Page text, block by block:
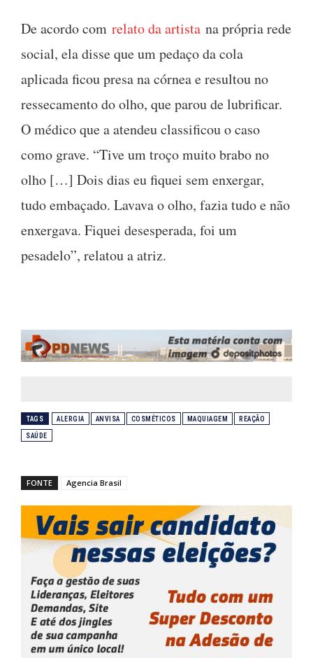
De acordo com relato da artista na própria rede
social, ela disse que um pedaço da cola
aplicada ficou presa na córnea e resultou no
ressecamento do olho, que parou de lubrificar.
O médico que a atendeu classificou o caso
como grave. “Tive um troço muito brabo no
olho […] Dois dias eu fiquei sem enxergar,
tudo embaçado. Lavava o olho, fazia tudo e não
enxergava. Fiquei desesperada, foi um
pesadelo”, relatou a atriz.
TAGS ALERGIA ANVISA COSMÉTICOS MAQUIAGEM REAÇÃO
SAÚDE
FONTE Agencia Brasil